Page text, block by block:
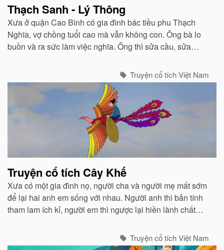
Thạch Sanh - Lý Thông
Xưa ở quận Cao Bình có gia đình bác tiều phu Thạch
Nghĩa, vợ chồng tuổi cao mà vẫn không con. Ông bà lo
buồn và ra sức làm việc nghĩa. Ông thì sửa cầu, sửa
Truyện cổ tích Việt Nam
Truyện cổ tích Cây Khế
Xưa có một gia đình nọ, người cha và người mẹ mất sớm
để lại hai anh em sống với nhau. Người anh thì bản tính
tham lam ích kỉ, người em thì ngược lại hiền lành chất
Truyện cổ tích Việt Nam